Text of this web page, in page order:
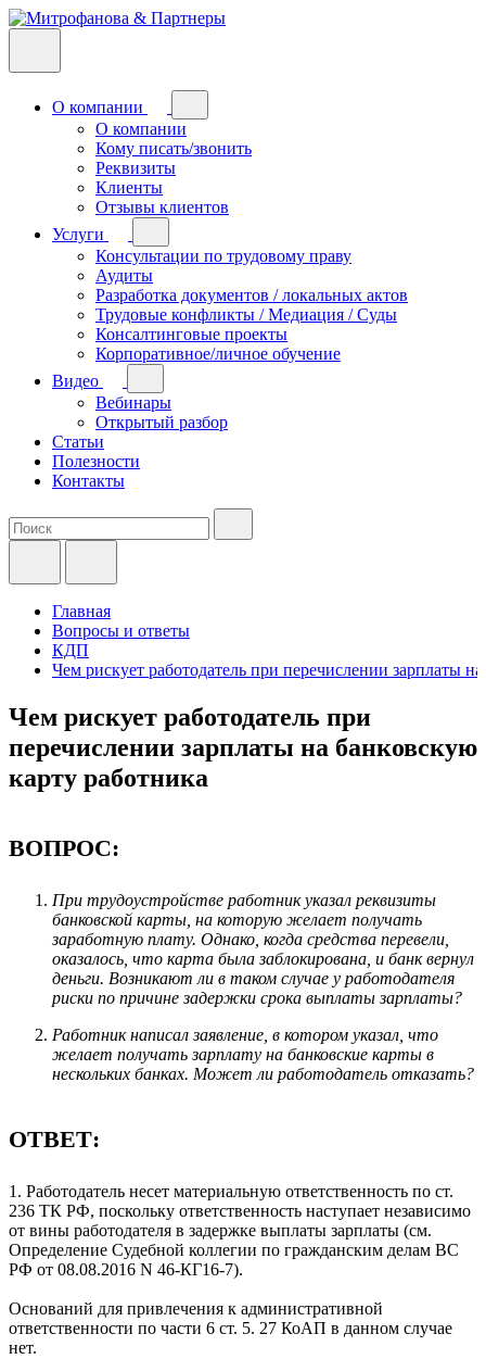
О компании
О компании
Кому писать/звонить
Реквизиты
Клиенты
Отзывы клиентов
Услуги
Консультации по трудовому праву
Аудиты
Разработка документов / локальных актов
Трудовые конфликты / Медиация / Суды
Консалтинговые проекты
Корпоративное/личное обучение
Видео
Вебинары
Открытый разбор
Статьи
Полезности
Контакты
Главная
Вопросы и ответы
КДП
Чем рискует работодатель при перечислении зарплаты
Чем рискует работодатель при
перечислении зарплаты на банковскую
карту работника
ВОПРОС:
При трудоустройстве работник указал реквизиты
банковской карты, на которую желает получать
заработную плату. Однако, когда средства перевели,
оказалось, что карта была заблокирована, и банк вернул
деньги. Возникают ли в таком случае у работодателя
риски по причине задержки срока выплаты зарплаты?
Работник написал заявление, в котором указал, что
желает получать зарплату на банковские карты в
нескольких банках. Может ли работодатель отказать?
ОТВЕТ:
1. Работодатель несет материальную ответственность по ст.
236 ТК РФ, поскольку ответственность наступает независимо
от вины работодателя в задержке выплаты зарплаты (см.
Определение Судебной коллегии по гражданским делам ВС
РФ от 08.08.2016 N 46-КГ16-7).
Оснований для привлечения к административной
ответственности по части 6 ст. 5. 27 КоАП в данном случае
нет.